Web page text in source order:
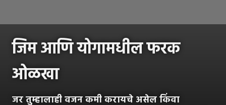
जिम आणि योगामधील फरक
ओळखा
जर तुम्हालाही वजन कमी करायचे असेल किंवा